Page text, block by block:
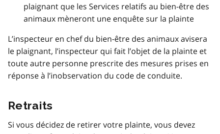
plaignant que les Services relatifs au bien-être des
animaux mèneront une enquête sur la plainte
L’inspecteur en chef du bien-être des animaux avisera
le plaignant, l’inspecteur qui fait l’objet de la plainte et
toute autre personne prescrite des mesures prises en
réponse à l’inobservation du code de conduite.
Retraits
Si vous décidez de retirer votre plainte, vous devez